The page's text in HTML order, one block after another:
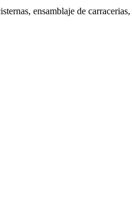
ensamblaje de